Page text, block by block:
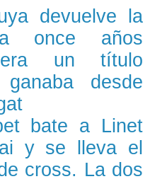
devuelve la
once años
un título
desde
bate a Linet
y se lleva el
cross. La dos